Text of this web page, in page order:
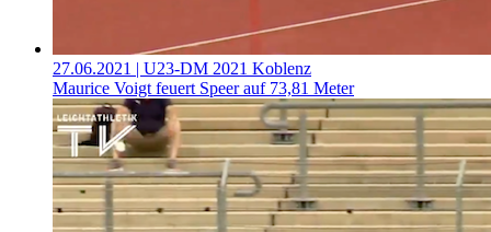
27.06.2021 | U23-DM 2021 Koblenz
Maurice Voigt feuert Speer auf 73,81 Meter